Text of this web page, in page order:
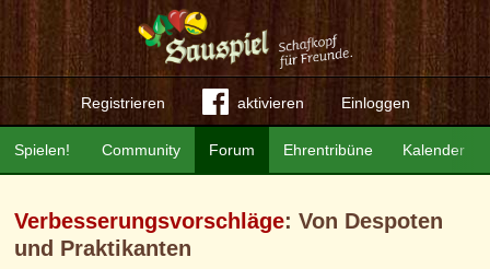
Registrieren aktivieren Einloggen
Community Forum Ehrentribüne Kalender
Spielen!
Verbesserungsvorschläge: Von Despoten
und Praktikanten